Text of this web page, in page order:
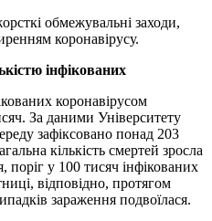
обмежувальні заходи,
коронавірусу.
інфікованих
коронавірусом
За даними Університету
зафіксовано понад 203
кількість смертей зросла
поріг у 100 тисяч інфікованих
відповідно, протягом
зараження подвоїлася.